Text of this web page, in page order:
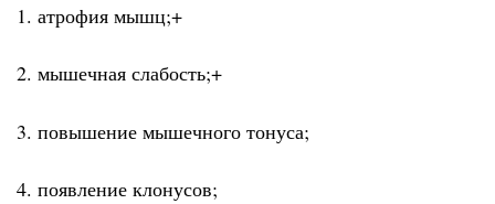
1. атрофия мышц;+
2. мышечная слабость;+
3. повышение мышечного тонуса;
4. появление клонусов;